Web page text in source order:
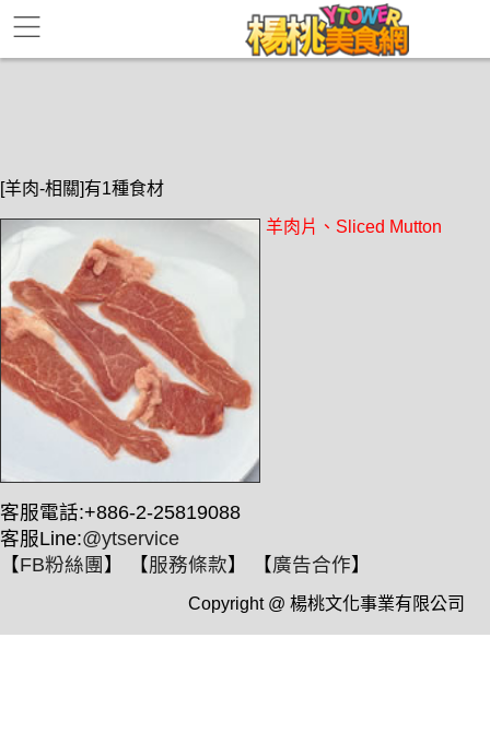
[羊肉-相關]有1種食材
羊肉片、Sliced Mutton
客服電話:+886-2-25819088
客服Line:@ytservice
【FB粉絲團 】 【服務條款】 【廣告合作】
Copyright @ 楊桃文化事業有限公司